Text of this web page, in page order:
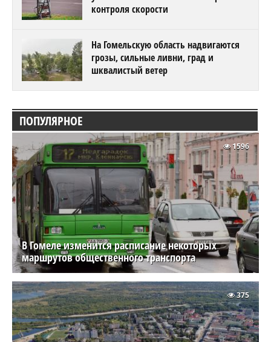
контроля скорости
На Гомельскую область надвигаются
грозы, сильные ливни, град и
шквалистый ветер
ПОПУЛЯРНОЕ
В Гомеле изменится расписание некоторых
маршрутов общественного транспорта
1596
375